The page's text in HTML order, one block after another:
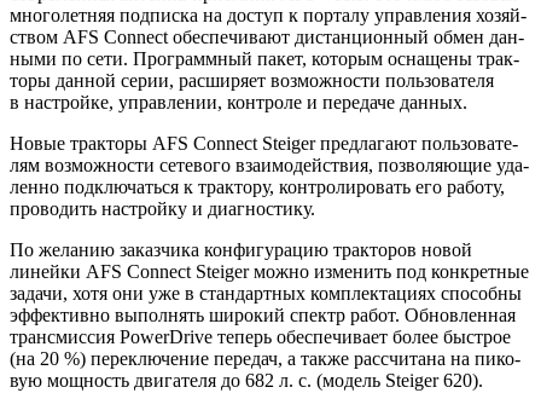
мно­го­лет­няя под­пис­ка на доступ к пор­та­лу управ­ле­ния хозяй­
ством AFS Connect обес­пе­чи­ва­ют дистан­ци­он­ный обмен дан­
ны­ми по сети. Про­грамм­ный пакет, кото­рым осна­ще­ны трак­
то­ры дан­ной серии, рас­ши­ря­ет воз­мож­но­сти поль­зо­ва­те­ля
в настрой­ке, управ­ле­нии, кон­тро­ле и пере­да­че данных.
Новые трак­то­ры AFS Connect Steiger пред­ла­га­ют поль­зо­ва­те­
лям воз­мож­но­сти сете­во­го вза­и­мо­дей­ствия, поз­во­ля­ю­щие уда­
лен­но под­клю­чать­ся к трак­то­ру, кон­тро­ли­ро­вать его рабо­ту,
про­во­дить настрой­ку и диагностику.
По жела­нию заказ­чи­ка кон­фи­гу­ра­цию трак­то­ров новой
линей­ки AFS Connect Steiger мож­но изме­нить под кон­крет­ные
зада­чи, хотя они уже в стан­дарт­ных ком­плек­та­ци­ях спо­соб­ны
эффек­тив­но выпол­нять широ­кий спектр работ. Обнов­лен­ная
транс­мис­сия PowerDrive теперь обес­пе­чи­ва­ет более быст­рое
(на 20 %) пере­клю­че­ние пере­дач, а так­же рас­счи­та­на на пико­
вую мощ­ность дви­га­те­ля до 682 л. с. (модель Steiger 620).